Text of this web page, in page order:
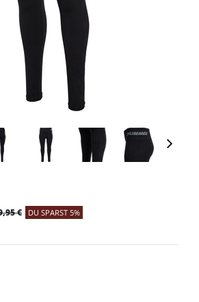
€ DU SPARST 5%